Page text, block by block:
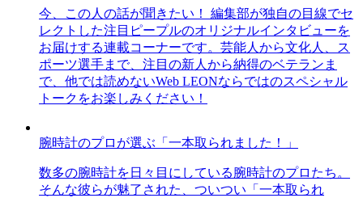
今、この人の話が聞きたい！ 編集部が独自の目線でセ
レクトした注目ピープルのオリジナルインタビューを
お届けする連載コーナーです。芸能人から文化人、ス
ポーツ選手まで、注目の新人から納得のベテランま
で、他では読めないWeb LEONならではのスペシャル
トークをお楽しみください！
腕時計のプロが選ぶ「一本取られました！」
数多の腕時計を日々目にしている腕時計のプロたち。
そんな彼らが魅了された、ついつい「一本取られ